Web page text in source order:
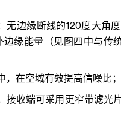
无边缘断线的120度大角
缘能量（见图四中与传
，在空域有效提高信噪比
接收端可采用更窄带滤光